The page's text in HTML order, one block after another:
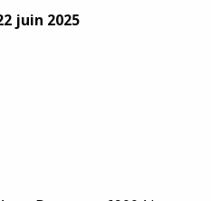
juin 2025